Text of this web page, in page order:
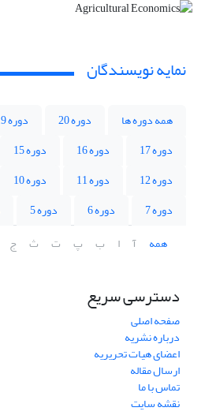
نمایه نویسندگان
همه دوره ها دوره 20 دوره 19
دوره 17
دوره 16 دوره 15
دوره 12
دوره 11 دوره 10
دوره 7
دوره 6 دوره 5
همه
آ ا ب پ ت ث ج
دسترسی سریع
صفحه اصلی
درباره نشریه
اعضای هیات تحریریه
ارسال مقاله
تماس با ما
نقشه سایت